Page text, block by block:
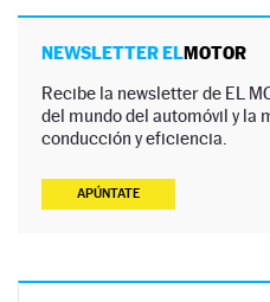
NEWSLETTER ELMOTOR
Recibe la newsletter de EL
del mundo del automóvil y la
conducción y eficiencia.
APÚNTATE